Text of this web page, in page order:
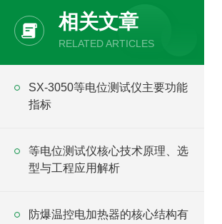
相关文章
RELATED ARTICLES
SX-3050等电位测试仪主要功能
指标
等电位测试仪核心技术原理、选
型与工程应用解析
防爆温控电加热器的核心结构有